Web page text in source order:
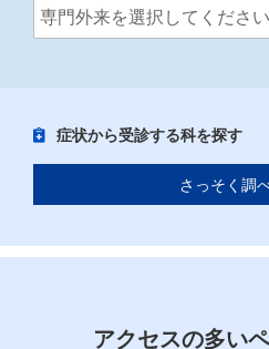
症状から受診する科を探す
さっそく調
アクセスの多い